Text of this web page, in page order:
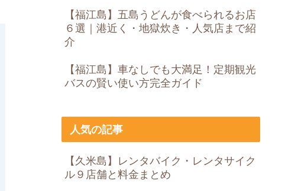
【福江島】五島うどんが食べられるお店
６選｜港近く・地獄炊き・人気店まで紹
介
【福江島】車なしでも大満足！定期観光
バスの賢い使い方完全ガイド
人気の記事
【久米島】レンタバイク・レンタサイク
ル９店舗と料金まとめ